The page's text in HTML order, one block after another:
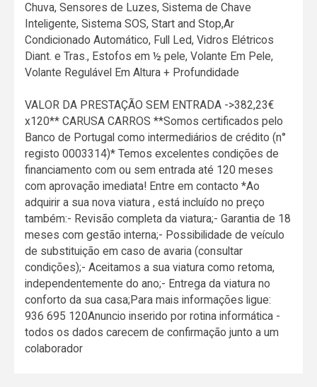
Chuva, Sensores de Luzes, Sistema de Chave
Inteligente, Sistema SOS, Start and Stop,Ar
Condicionado Automático, Full Led, Vidros Elétricos
Diant. e Tras., Estofos em ½ pele, Volante Em Pele,
Volante Regulável Em Altura + Profundidade
VALOR DA PRESTAÇÃO SEM ENTRADA ->382,23€
x120** CARUSA CARROS **Somos certificados pelo
Banco de Portugal como intermediários de crédito (n°
registo 0003314)* Temos excelentes condições de
financiamento com ou sem entrada até 120 meses
com aprovação imediata! Entre em contacto *Ao
adquirir a sua nova viatura , está incluído no preço
também:- Revisão completa da viatura;- Garantia de 18
meses com gestão interna;- Possibilidade de veículo
de substituição em caso de avaria (consultar
condições);- Aceitamos a sua viatura como retoma,
independentemente do ano;- Entrega da viatura no
conforto da sua casa;Para mais informações ligue:
936 695 120Anuncio inserido por rotina informática -
todos os dados carecem de confirmação junto a um
colaborador